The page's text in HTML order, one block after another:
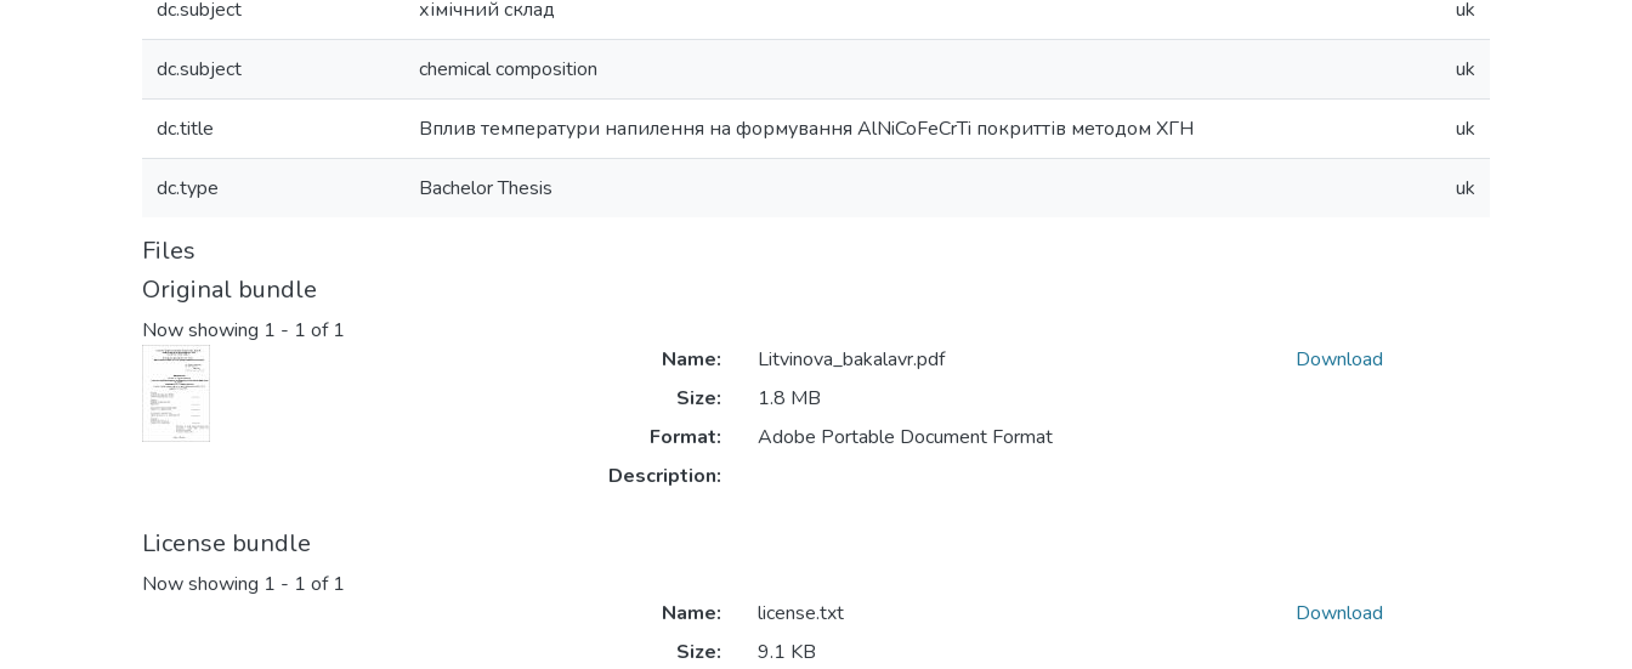
dc.subject хімічний склад uk
dc.subject chemical composition uk
dc.title Вплив температури напилення на формування AlNiCoFeCrTi покриттів методом ХГН uk
dc.type Bachelor Thesis uk
Files
Original bundle
Now showing 1 - 1 of 1
Name:
Litvinova_bakalavr.pdf
Size:
1.8 MB
Format:
Adobe Portable Document Format
Description:
Download
License bundle
Now showing 1 - 1 of 1
Name:
license.txt
Size:
9.1 KB
Download